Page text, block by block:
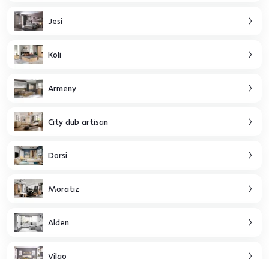
Jesi
Koli
Armeny
City dub artisan
Dorsi
Moratiz
Alden
Vilgo